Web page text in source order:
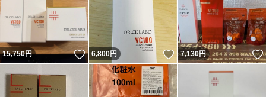
15,750円 いいね！
6,800円 いいね！
7,130円